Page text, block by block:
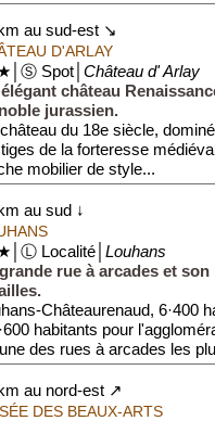
au sud-est ↘
D'ARLAY
Spot│ Château d' Arlay
château
jurassien.
du 18e siècle,
de la forteresse
mobilier de style...
au sud ↓
Localité│ Louhans
rue à arcades et son
Châteaurenaud, 6·400
habitants pour
des rues à arcades les
au nord-est ↗
DES BEAUX-ARTS